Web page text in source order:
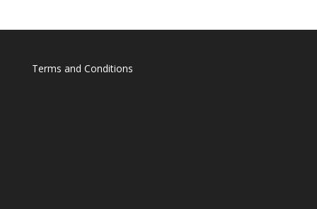
Terms and Conditions